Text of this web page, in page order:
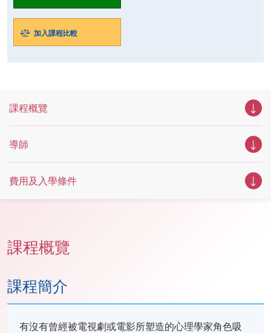
加入課程比較
課程概覽
導師
費用及入學條件
課程概覽
課程簡介
有沒有曾經被電視劇或電影所塑造的心理學家角色吸